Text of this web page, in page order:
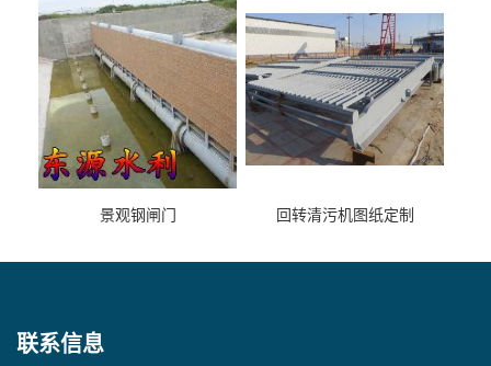
景观钢闸门 回转清污机图纸定制
联系信息